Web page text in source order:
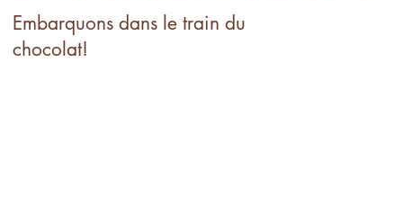
Embarquons dans le train du
chocolat!